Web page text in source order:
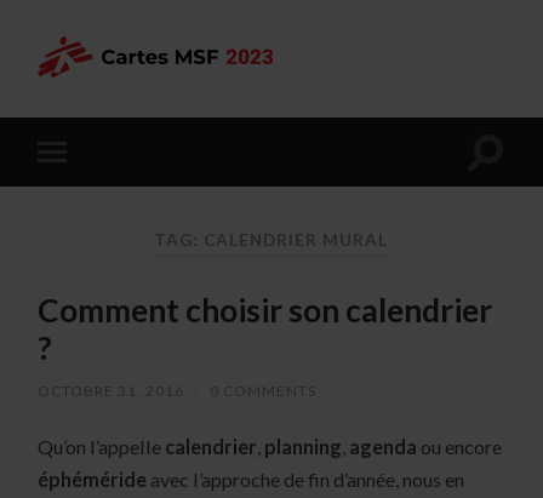
TAG: CALENDRIER MURAL
Comment choisir son calendrier
?
OCTOBRE 31, 2016 0 COMMENTS
Qu’on l’appelle calendrier planning agenda ou encore
éphéméride avec l’approche de fin d’année, nous en